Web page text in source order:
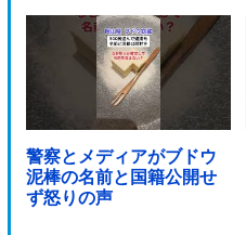
警察とメディアがブドウ
泥棒の名前と国籍公開せ
ず怒りの声